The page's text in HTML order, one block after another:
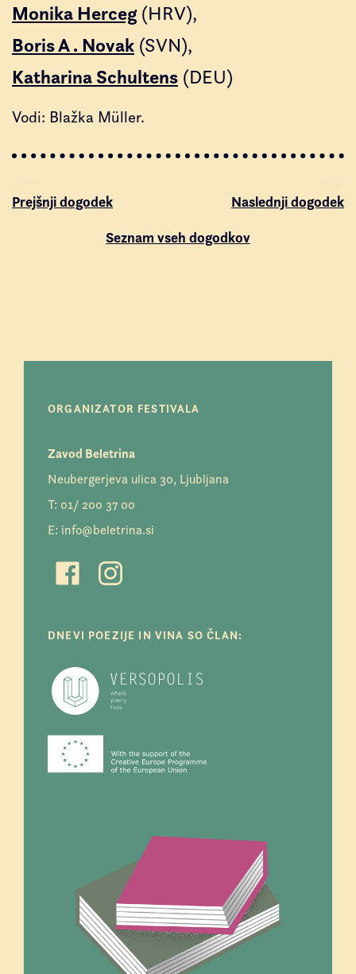
Monika Herceg(HRV)
Boris A . Novak (SVN)
Katharina Schultens (DEU)
Vodi: Blažka Müller.
Prejšnji dogodek
Naslednji dogodek
Seznam vseh dogodkov
ORGANIZATOR FESTIVALA
Zavod Beletrina
Neubergerjeva ulica 30, Ljubljana
T: 01/ 200 37 00
E: info@beletrina.si
DNEVI POEZIJE IN VINA SO ČLAN: